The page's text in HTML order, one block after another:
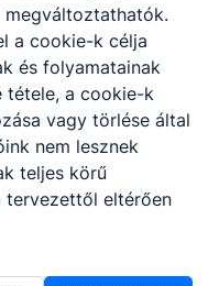
a cookie-k célja
és folyamatainak
tétele, a cookie-k
vagy törlése által
nem lesznek
teljes körű
tervezettől eltérően